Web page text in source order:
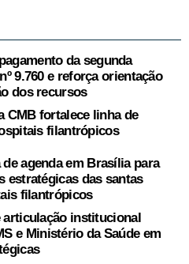
da segunda
9.760 e reforça orientação
dos recursos
CMB fortalece linha de
filantrópicos
agenda em Brasília para
estratégicas das santas
filantrópicos
institucional
e Ministério da Saúde em